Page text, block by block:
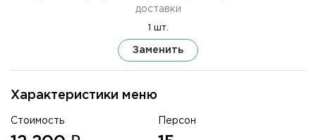
Характеристики меню
Стоимость Персон
доставки
1 шт.
Заменить